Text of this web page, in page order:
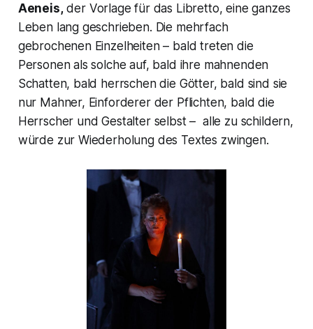
Aeneis, der Vorlage für das Libretto, eine ganzes
Leben lang geschrieben. Die mehrfach
gebrochenen Einzelheiten – bald treten die
Personen als solche auf, bald ihre mahnenden
Schatten, bald herrschen die Götter, bald sind sie
nur Mahner, Einforderer der Pflichten, bald die
Herrscher und Gestalter selbst – alle zu schildern,
würde zur Wiederholung des Textes zwingen.